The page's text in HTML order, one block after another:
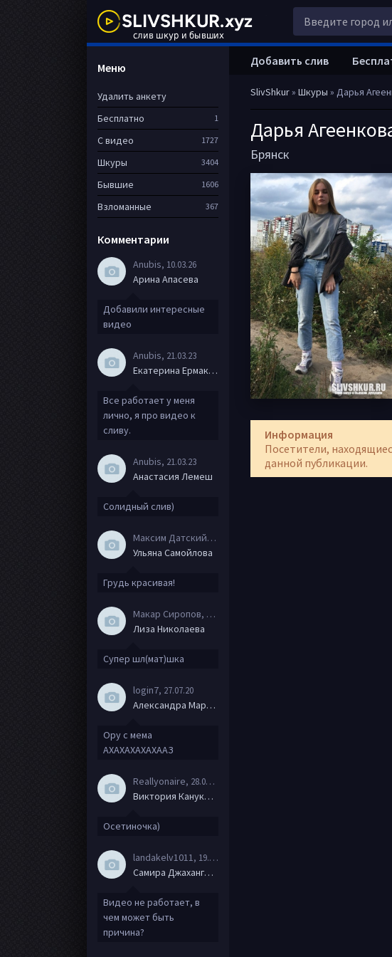
SlivShkur» Шкуры » Дарья
Дарья
Брянск
Информация
Посетители,
данной публикации.
Добавить слив
Меню
Удалить анкету
Бесплатно
1
С видео 1727
Шкуры 3404
Бывшие 1606
Взломанные 367
Комментарии
Anubis, 10.03.26
Арина Апасева
Добавили интересные
видео
Anubis, 21.03.23
Екатерина Ермакова
Все работает у меня
лично, я про видео к
сливу.
Anubis, 21.03.23
Анастасия Лемеш
Солидный слив)
Максим Датский
, 15.08.20
Ульяна Самойлова
Грудь красивая!
Макар Сиропов, 08.08.20
Лиза Николаева
Супер шл(мат)шка
login7, 27.07.20
Александра Маркова
Ору с мема
АХАХАХАХАХААЗ
Reallyonaire, 28.06.20
Виктория Канукова
Осетиночка)
landakelv1011 , 19.06.20
Самира Джахангирова
Видео не работает, в
чем может быть
причина?